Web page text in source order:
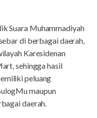
Suara Muhammadiyah
di berbagai daerah,
Karesidenan
sehingga hasil
peluang
maupun
daerah.